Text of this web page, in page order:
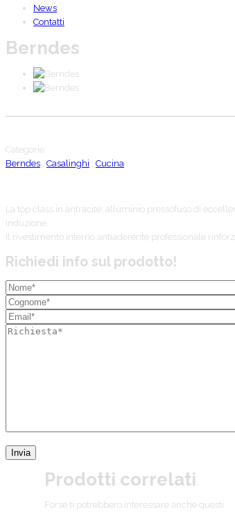
News
Contatti
Berndes
Categorie:
Berndes Casalinghi Cucina
La top class in antracite: alluminio pressofuso di
induzione.
Il rivestimento interno antiaderente professionale
Richiedi info sul prodotto!
Prodotti correlati
Forse ti potrebbero interessare anche questi